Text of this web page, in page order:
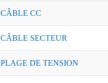
CÂBLE CC
CÂBLE SECTEUR
PLAGE DE TENSION